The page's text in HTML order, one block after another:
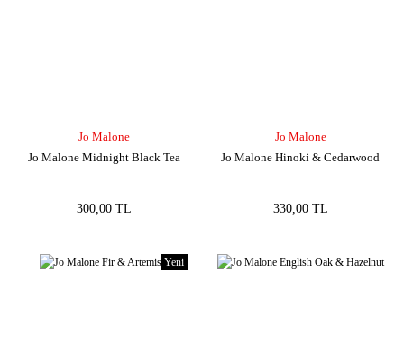
Jo Malone
Jo Malone Midnight Black Tea
300,00 TL
Jo Malone
Jo Malone Hinoki & Cedarwood
330,00 TL
Yeni